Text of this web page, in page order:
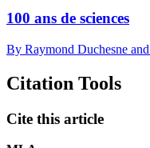
100 ans de sciences
By Raymond Duchesne
Citation Tools
Cite this article